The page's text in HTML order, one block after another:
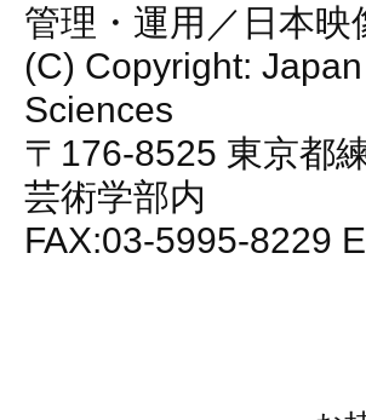
管理・運用／日本
(C) Copyright:
Sciences
〒176-8525 東京都
芸術学部内
FAX:03-5995-8229